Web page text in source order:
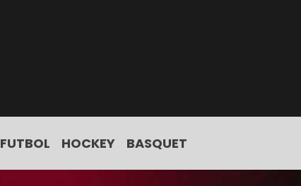
FUTBOL HOCKEY BASQUET